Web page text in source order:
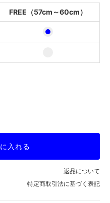
FREE（57cm～60cm）
入れる
返品について
特定商取引法に基づく表記